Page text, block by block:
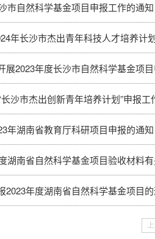
市自然科学基金项目申报工作的通知
年长沙市杰出青年科技人才培养计
展2023年度长沙市自然科学基金项目
沙市杰出创新青年培养计划”申报工
年湖南省教育厅科研项目申报的通知
湖南省自然科学基金项目验收材料
2023年度湖南省自然科学基金项目